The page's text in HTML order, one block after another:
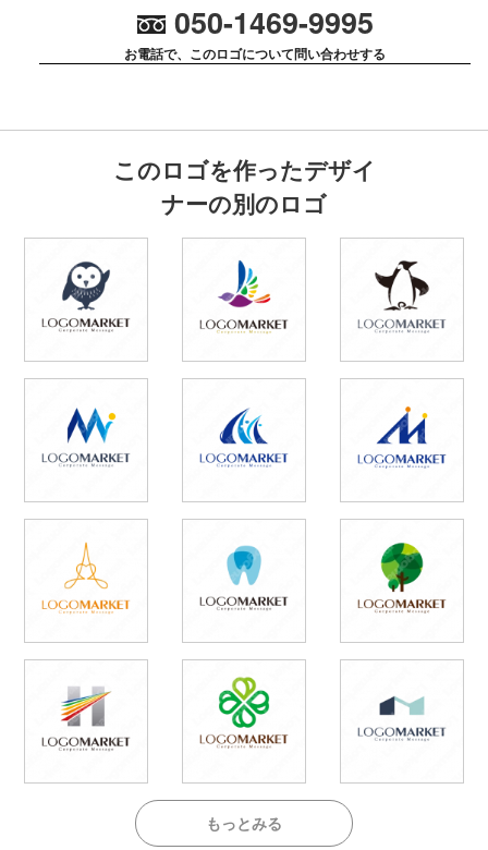
050-1469-9995
お電話で、このロゴについて問い合わせする
このロゴを作ったデザイ
ナーの別のロゴ
もっとみる